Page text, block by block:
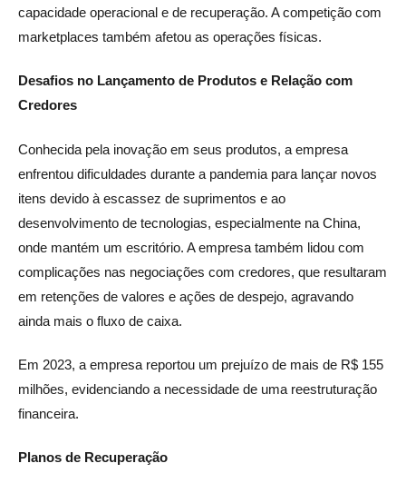
capacidade operacional e de recuperação. A competição com
marketplaces também afetou as operações físicas.
Desafios no Lançamento de Produtos e Relação com
Credores
Conhecida pela inovação em seus produtos, a empresa
enfrentou dificuldades durante a pandemia para lançar novos
itens devido à escassez de suprimentos e ao
desenvolvimento de tecnologias, especialmente na China,
onde mantém um escritório. A empresa também lidou com
complicações nas negociações com credores, que resultaram
em retenções de valores e ações de despejo, agravando
ainda mais o fluxo de caixa.
Em 2023, a empresa reportou um prejuízo de mais de R$ 155
milhões, evidenciando a necessidade de uma reestruturação
financeira.
Planos de Recuperação